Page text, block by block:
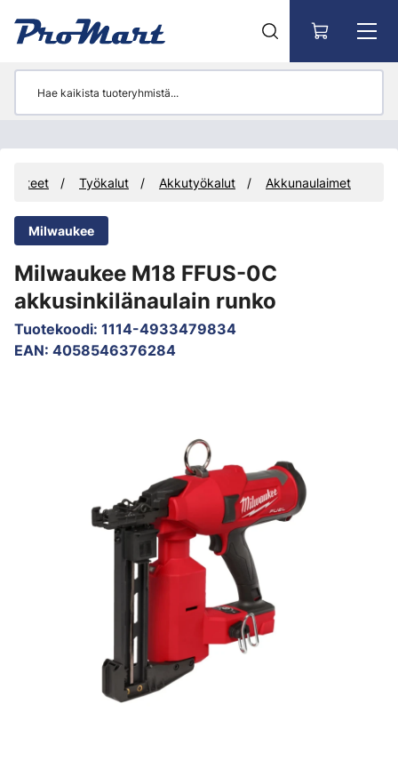
Tuotteet Työkalut Akkutyökalut Akkunaulaimet
Milwaukee
Milwaukee M18 FFUS-0C
akkusinkilänaulain runko
Tuotekoodi: 1114-4933479834
EAN: 4058546376284